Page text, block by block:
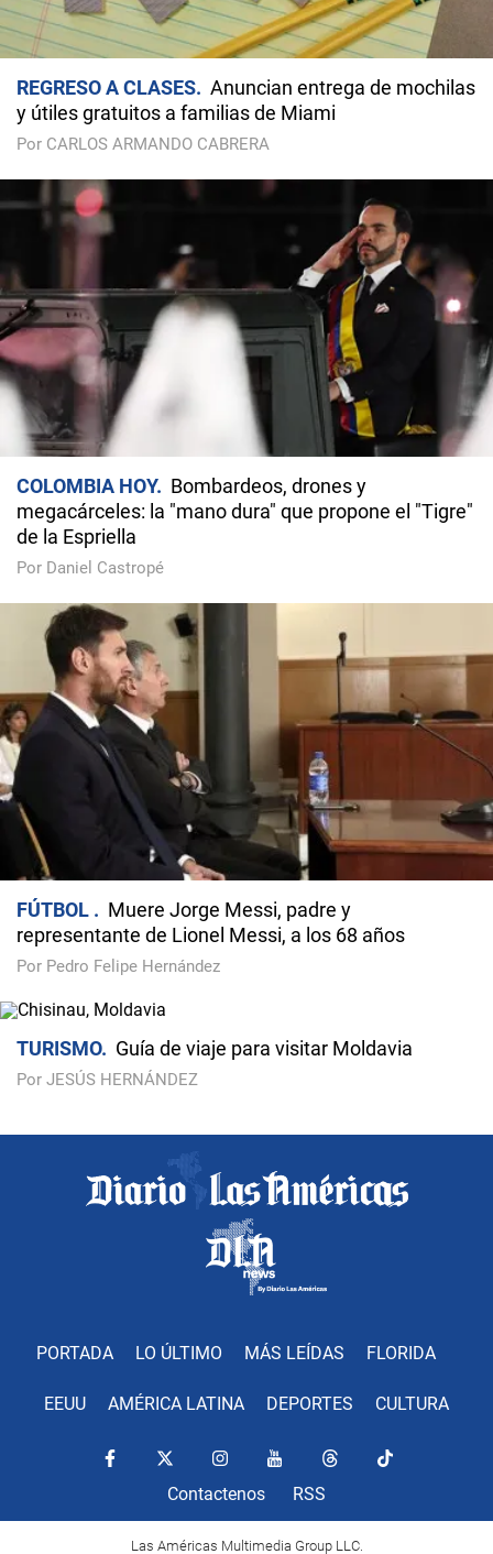
REGRESO A CLASES
Anuncian entrega de mochilas
y útiles gratuitos a familias de Miami
Por CARLOS ARMANDO CABRERA
COLOMBIA HOY
Bombardeos, drones y
megacárceles: la "mano dura" que propone el "Tigre"
de la Espriella
Por Daniel Castropé
FÚTBOL
Muere Jorge Messi, padre y
representante de Lionel Messi, a los 68 años
Por Pedro Felipe Hernández
TURISMO Guía de viaje para visitar Moldavia
Por JESÚS HERNÁNDEZ
PORTADA LO ÚLTIMO MÁS LEÍDAS FLORIDA
EEUU AMÉRICA LATINA DEPORTES CULTURA
Contactenos RSS
Las Américas Multimedia Group LLC.